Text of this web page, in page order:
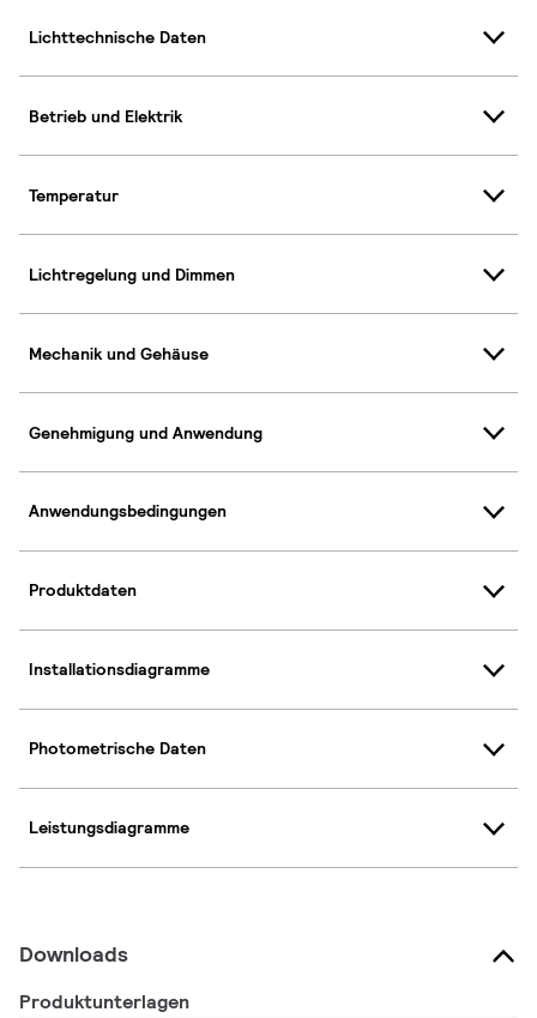
Lichttechnische Daten
Betrieb und Elektrik
Temperatur
Lichtregelung und Dimmen
Mechanik und Gehäuse
Genehmigung und Anwendung
Anwendungsbedingungen
Produktdaten
Installationsdiagramme
Photometrische Daten
Leistungsdiagramme
Downloads
Produktunterlagen